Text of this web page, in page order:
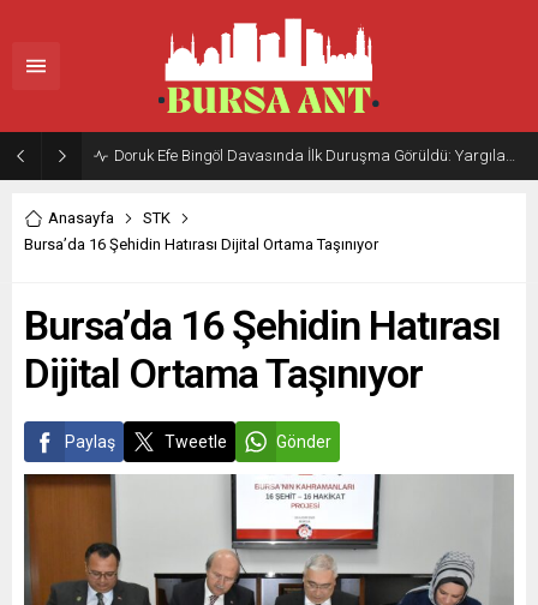
Doruk Efe Bingöl Davasında İlk Duruşma Görüldü: Yargılama 20 Ekim 2026’ya Ertelendi
Anasayfa
STK
Bursa’da 16 Şehidin Hatırası Dijital Ortama Taşınıyor
Bursa’da 16 Şehidin Hatırası
Dijital Ortama Taşınıyor
Paylaş Tweetle Gönder